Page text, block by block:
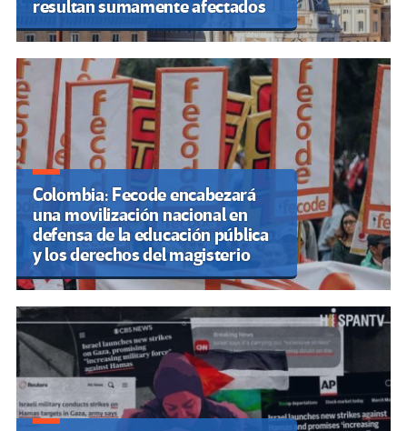
resultan sumamente afectados
Colombia: Fecode encabezará
una movilización nacional en
defensa de la educación pública
y los derechos del magisterio